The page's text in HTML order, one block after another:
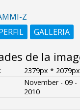
Z
GALLERIA
de la
2379px * 2079px
November - 09 -
2010